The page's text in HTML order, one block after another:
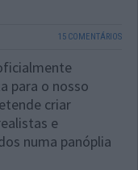
15 COMENTÁRIOS
para o nosso
criar
e
numa panóplia